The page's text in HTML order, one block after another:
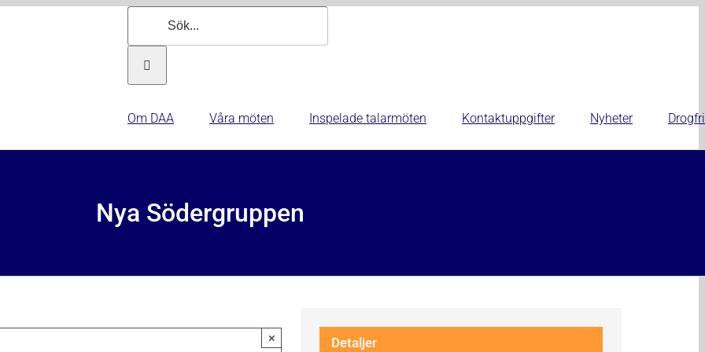
Om DAA Våra möten Inspelade talarmöten Kontaktuppgifter Nyheter
Nya Södergruppen
× Detaljer